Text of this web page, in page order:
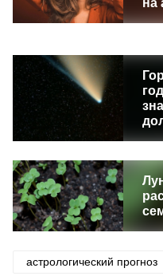
на
астрологический прогноз